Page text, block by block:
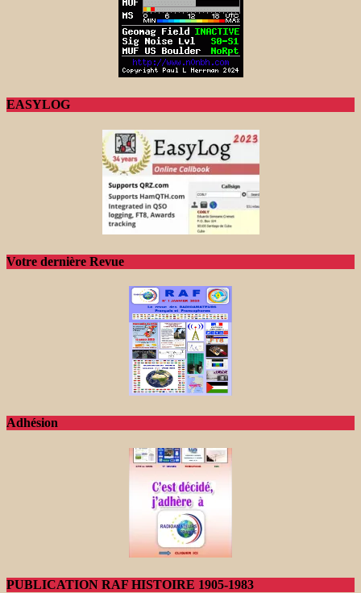
EASYLOG
Votre dernière Revue
Adhésion
PUBLICATION RAF HISTOIRE 1905-1983